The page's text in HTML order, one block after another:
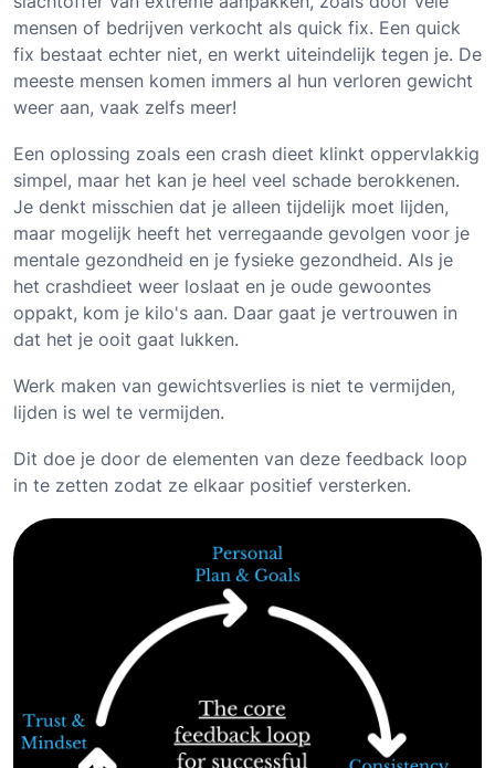
mensen of bedrijven verkocht als quick fix. Een quick
fix bestaat echter niet, en werkt uiteindelijk tegen je. De
meeste mensen komen immers al hun verloren gewicht
weer aan, vaak zelfs meer!
Een oplossing zoals een crash dieet klinkt oppervlakkig
simpel, maar het kan je heel veel schade berokkenen.
Je denkt misschien dat je alleen tijdelijk moet lijden,
maar mogelijk heeft het verregaande gevolgen voor je
mentale gezondheid en je fysieke gezondheid. Als je
het crashdieet weer loslaat en je oude gewoontes
oppakt, kom je kilo's aan. Daar gaat je vertrouwen in
dat het je ooit gaat lukken.
Werk maken van gewichtsverlies is niet te vermijden,
lijden is wel te vermijden.
Dit doe je door de elementen van deze feedback loop
in te zetten zodat ze elkaar positief versterken.